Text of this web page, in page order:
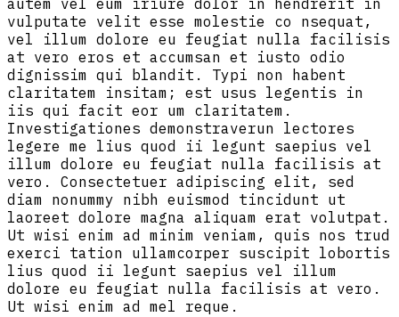
autem vel eum iriure dolor in hendrerit in
vulputate velit esse molestie co nsequat,
vel illum dolore eu feugiat nulla facilisis
at vero eros et accumsan et iusto odio
dignissim qui blandit. Typi non habent
claritatem insitam; est usus legentis in
iis qui facit eor um claritatem.
Investigationes demonstraverun lectores
legere me lius quod ii legunt saepius vel
illum dolore eu feugiat nulla facilisis at
vero. Consectetuer adipiscing elit, sed
diam nonummy nibh euismod tincidunt ut
laoreet dolore magna aliquam erat volutpat.
Ut wisi enim ad minim veniam, quis nos trud
exerci tation ullamcorper suscipit lobortis
lius quod ii legunt saepius vel illum
dolore eu feugiat nulla facilisis at vero.
Ut wisi enim ad mel reque.